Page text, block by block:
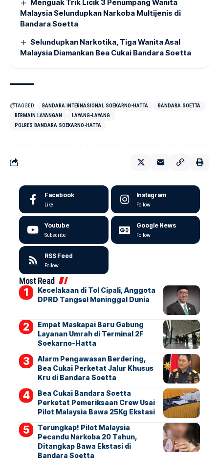
Menguak Trik Licik 3 Penumpang Wanita
Malaysia Selundupkan Narkoba Multijenis di
Bandara Soetta
Selundupkan Narkotika, Tiga Wanita Asal
Malaysia Diamankan Bea Cukai Bandara Soetta
TAGGED: BANDARA INTERNASIONAL SOEKARNO-HATTA
BANDARA SOETTA
BERMAIN LAYANGAN
LAYANG-LAYANG
POLRES BANDARA SOEKARNO-HATTA
Facebook
Like
Instagram
Follow
Youtube
Subscribe
Google News
Follow
RSS Feed
Follow
Most Read
Kecelakaan di Tol Cipali, Anggota
DPRD Tangsel Meninggal Dunia
Empat Maskapai Baru Gabung
Layanan Umrah di Terminal 2F
Soekarno-Hatta
Alarm Pengawasan Berdering,
Bea Cukai Perketat Jalur Khusus
Kru di Bandara Soetta
Bea Cukai Bandara Soetta
Perketat Pemeriksaan Crew Usai
Pilot Malaysia Bawa 25Kg Ekstasi
Terungkap! Pilot Malaysia
Pecandu Narkoba 20 Tahun,
Ditangkap Bawa Ekstasi di
Bandara Soetta